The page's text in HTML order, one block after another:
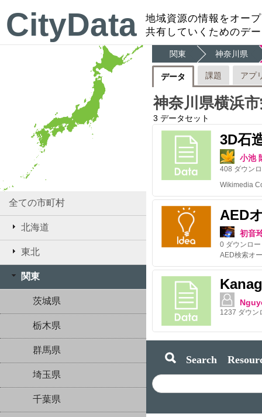
CityData
地域資源の情報をオー
共有していくためのデ
全ての市町村
北海道
東北
関東
茨城県
栃木県
群馬県
埼玉県
千葉県
関東 神奈川県
データ 課題 アプ
神奈川県横浜
3 データセット
3D石
小池
408 ダウン
AED
初音
0 ダウンロ
AED検索オ
1237 ダウン
Search